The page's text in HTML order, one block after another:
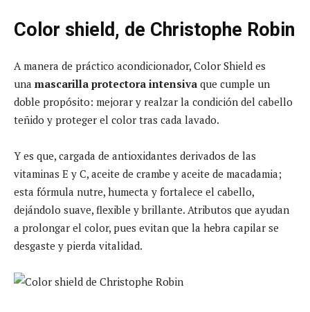
Color shield, de Christophe Robin
A manera de práctico acondicionador, Color Shield es
una mascarilla protectora intensiva que cumple un
doble propósito: mejorar y realzar la condición del cabello
teñido y proteger el color tras cada lavado.
Y es que, cargada de antioxidantes derivados de las
vitaminas E y C, aceite de crambe y aceite de macadamia;
esta fórmula nutre, humecta y fortalece el cabello,
dejándolo suave, flexible y brillante. Atributos que ayudan
a prolongar el color, pues evitan que la hebra capilar se
desgaste y pierda vitalidad.